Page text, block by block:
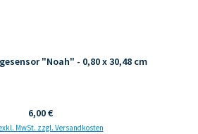
"Noah" - 0,80 x 30,48 cm
Regulärer Preis:
6,00 €
MwSt. zzgl. Versandkosten